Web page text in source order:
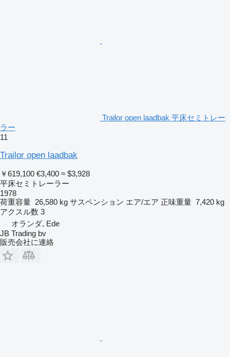
Trailor open laadbak 平床セミトレー
ラー
11
Trailor open laadbak
￥619,100 €3,400 ≈ $3,928
平床セミトレーラー
1978
荷重容量 26,580 kg サスペンション エア/エア 正味重量 7,420 kg
アクスル数 3
オランダ, Ede
JB Trading bv
販売会社に連絡